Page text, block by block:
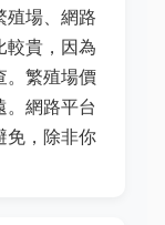
殖場、網路
較貴，因為
。繁殖場價
。網路平台
免，除非你